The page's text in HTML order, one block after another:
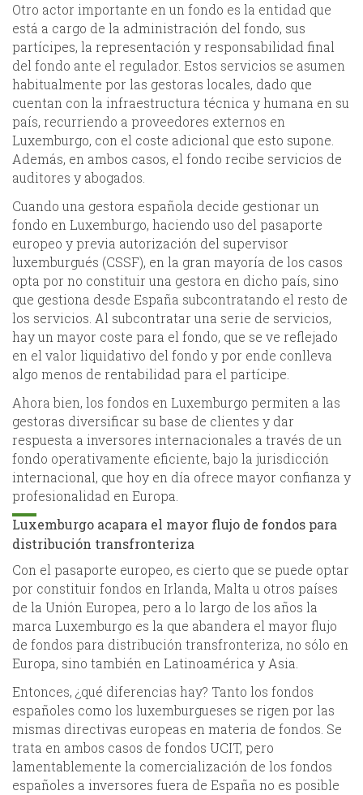
Otro actor importante en un fondo es la entidad que
está a cargo de la administración del fondo, sus
partícipes, la representación y responsabilidad final
del fondo ante el regulador. Estos servicios se asumen
habitualmente por las gestoras locales, dado que
cuentan con la infraestructura técnica y humana en su
país, recurriendo a proveedores externos en
Luxemburgo, con el coste adicional que esto supone.
Además, en ambos casos, el fondo recibe servicios de
auditores y abogados.
Cuando una gestora española decide gestionar un
fondo en Luxemburgo, haciendo uso del pasaporte
europeo y previa autorización del supervisor
luxemburgués (CSSF), en la gran mayoría de los casos
opta por no constituir una gestora en dicho país, sino
que gestiona desde España subcontratando el resto de
los servicios. Al subcontratar una serie de servicios,
hay un mayor coste para el fondo, que se ve reflejado
en el valor liquidativo del fondo y por ende conlleva
algo menos de rentabilidad para el partícipe.
Ahora bien, los fondos en Luxemburgo permiten a las
gestoras diversificar su base de clientes y dar
respuesta a inversores internacionales a través de un
fondo operativamente eficiente, bajo la jurisdicción
internacional, que hoy en día ofrece mayor confianza y
profesionalidad en Europa.
Luxemburgo acapara el mayor flujo de fondos para
distribución transfronteriza
Con el pasaporte europeo, es cierto que se puede optar
por constituir fondos en Irlanda, Malta u otros países
de la Unión Europea, pero a lo largo de los años la
marca Luxemburgo es la que abandera el mayor flujo
de fondos para distribución transfronteriza, no sólo en
Europa, sino también en Latinoamérica y Asia.
Entonces, ¿qué diferencias hay? Tanto los fondos
españoles como los luxemburgueses se rigen por las
mismas directivas europeas en materia de fondos. Se
trata en ambos casos de fondos UCIT, pero
lamentablemente la comercialización de los fondos
españoles a inversores fuera de España no es posible